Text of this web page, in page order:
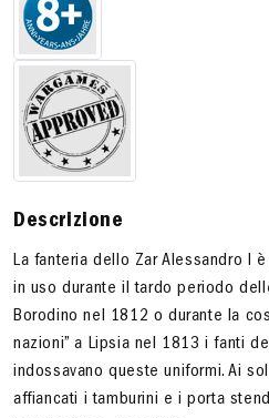
Descrizione
La fanteria dello Zar Alessandro I
in uso durante il tardo periodo
Borodino nel 1812 o durante la
nazioni” a Lipsia nel 1813 i fanti
indossavano queste uniformi. Ai
affiancati i tamburini e i porta